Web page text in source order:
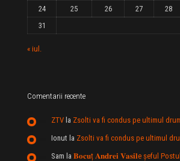
24
25 26 27 28
31
« iul.
Comentarii recente
ZTV la Zsolti va fi condus pe ultimul
Ionut la Zsolti va fi condus pe ultimul
Sam la 𝐁𝐨𝐜𝐮ț 𝐀𝐧𝐝𝐫𝐞𝐢 𝐕𝐚𝐬𝐢𝐥e şeful